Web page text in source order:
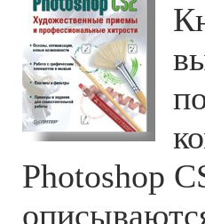
Photoshop